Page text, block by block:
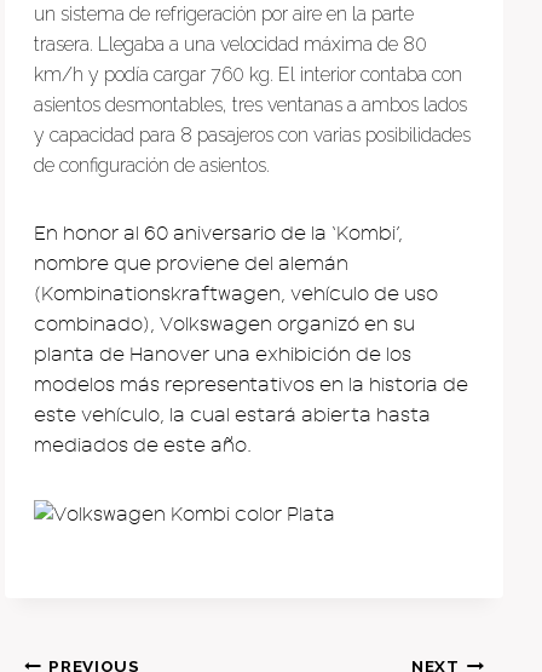
un sistema de refrigeración por aire en la parte
trasera. Llegaba a una velocidad máxima de 80
km/h y podía cargar 760 kg. El interior contaba con
asientos desmontables, tres ventanas a ambos lados
y capacidad para 8 pasajeros con varias posibilidades
de configuración de asientos.
En honor al 60 aniversario de la ‘Kombi’,
nombre que proviene del alemán
(Kombinationskraftwagen, vehículo de uso
combinado), Volkswagen organizó en su
planta de Hanover una exhibición de los
modelos más representativos en la historia de
este vehículo, la cual estará abierta hasta
mediados de este año.
PREVIOUS NEXT